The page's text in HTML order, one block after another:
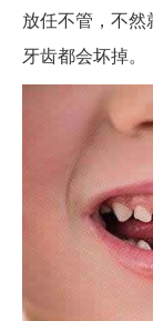
放任不管，不
牙齿都会坏掉。